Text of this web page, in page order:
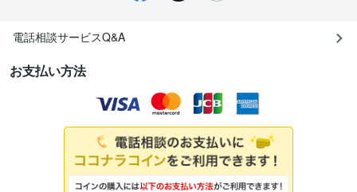
電話相談サービスQ&A
お支払い方法